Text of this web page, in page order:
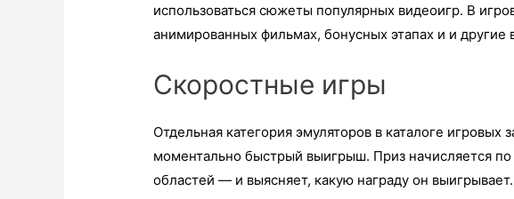
использоваться сюжеты популярных видеоигр. В
анимированных фильмах, бонусных этапах и и другие
Скоростные игры
Отдельная категория эмуляторов в каталоге
моментально быстрый выигрыш. Приз начисляется
областей — и выясняет, какую награду он выигрывает.